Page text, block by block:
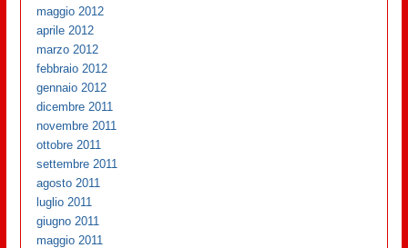
maggio 2012
aprile 2012
marzo 2012
febbraio 2012
gennaio 2012
dicembre 2011
novembre 2011
ottobre 2011
settembre 2011
agosto 2011
luglio 2011
giugno 2011
maggio 2011